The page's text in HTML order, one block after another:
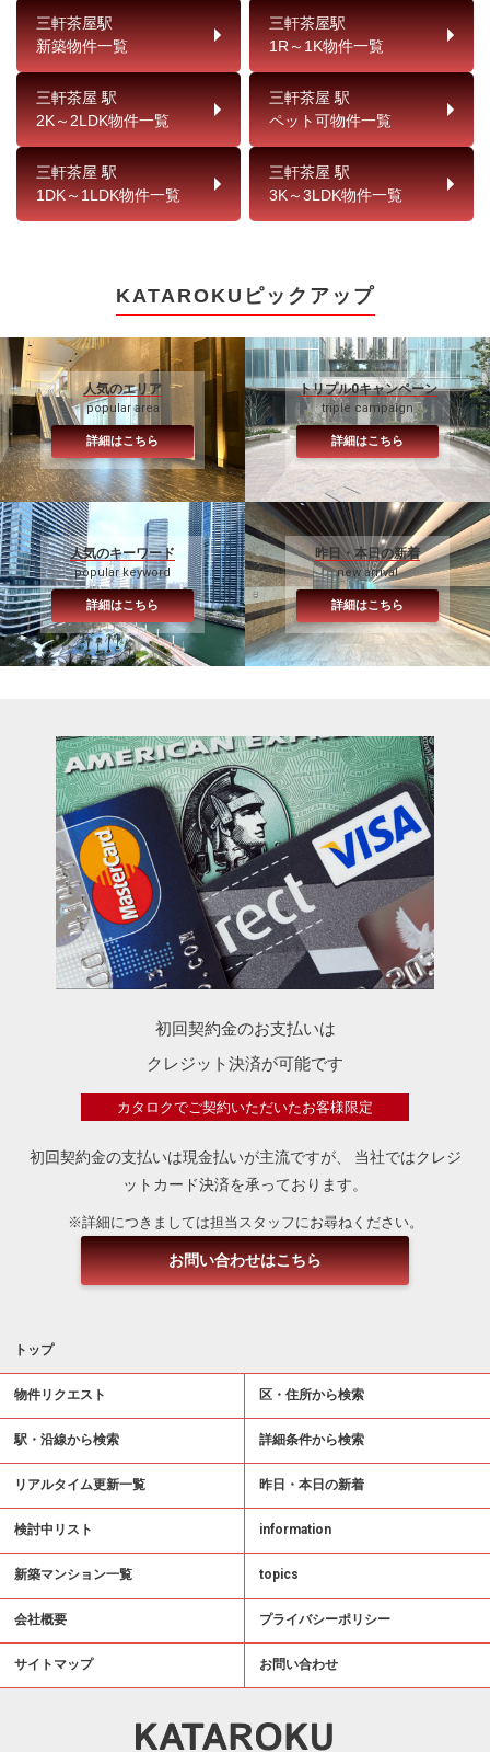
三軒茶屋駅
新築物件一覧
三軒茶屋駅
1R～1K物件一覧
三軒茶屋 駅
2K～2LDK物件一覧
三軒茶屋 駅
ペット可物件一覧
三軒茶屋 駅
1DK～1LDK物件一覧
三軒茶屋 駅
3K～3LDK物件一覧
KATAROKUピックアップ
人気のエリア
popular area
詳細はこちら
トリプル0キャンペーン
triple campaign
詳細はこちら
人気のキーワード
popular keyword
詳細はこちら
昨日・本日の新着
new arrival
詳細はこちら
初回契約金のお支払いは
クレジット決済が可能です
カタロクでご契約いただいたお客様限定
初回契約金の支払いは現金払いが主流ですが、
当社ではクレジ
ットカード決済を承っております。
※詳細につきましては担当スタッフにお尋ねください。
お問い合わせはこちら
トップ
物件リクエスト 区・住所から検索
駅・沿線から検索 詳細条件から検索
リアルタイム更新一覧 昨日・本日の新着
検討中リスト information
新築マンション一覧 topics
会社概要 プライバシーポリシー
サイトマップ お問い合わせ